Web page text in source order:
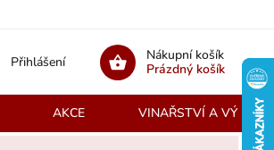
Nákupní košík
Prázdný košík
Přihlášení
AKCE VINAŘSTVÍ A